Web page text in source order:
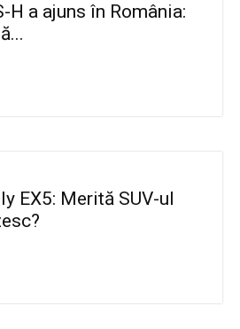
H a ajuns în România:
EX5: Merită SUV-ul